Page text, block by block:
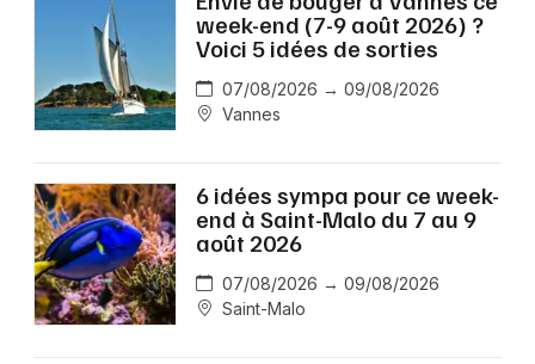
week-end (7-9 août 2026) ?
Voici 5 idées de sorties
07/08/2026 → 09/08/2026
Vannes
6 idées sympa pour ce week-
end à Saint-Malo du 7 au 9
août 2026
07/08/2026 → 09/08/2026
Saint-Malo